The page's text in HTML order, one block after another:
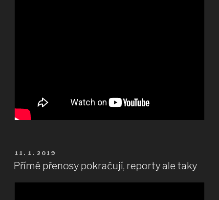
PUBLIKOVÁNO
11. 1. 2019
Přímé přenosy pokračují, reporty ale taky